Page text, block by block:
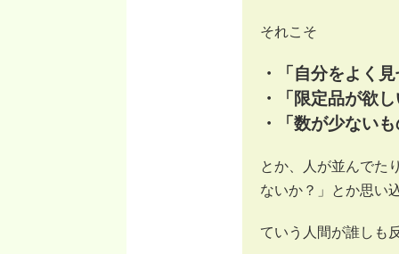
それこそ
・「自分をよく
・「限定品が欲
・「数が少ない
とか、人が並んでた
ないか？」とか思い
ていう人間が誰しも